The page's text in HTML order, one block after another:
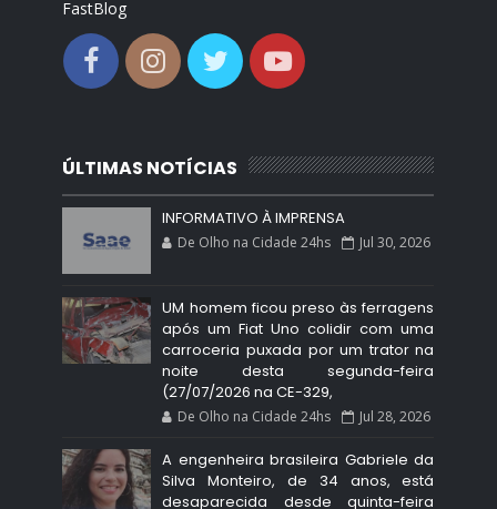
FastBlog
ÚLTIMAS NOTÍCIAS
INFORMATIVO À IMPRENSA
De Olho na Cidade 24hs Jul 30, 2026
UM homem ficou preso às ferragens
após um Fiat Uno colidir com uma
carroceria puxada por um trator na
noite desta segunda-feira
(27/07/2026 na CE-329,
De Olho na Cidade 24hs Jul 28, 2026
A engenheira brasileira Gabriele da
Silva Monteiro, de 34 anos, está
desaparecida desde quinta-feira